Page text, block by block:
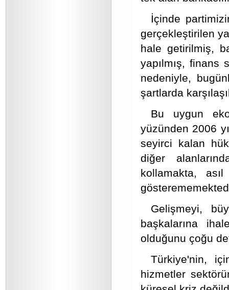
İçinde
gerçekleştirilen
hale getirilmiş,
yapılmış, finans
nedeniyle,
şartlarda
Bu uygun
yüzünden 2006
seyirci kalan
diğer
kollamakta,
Gelişmeyi,
başkalarına
olduğunu çoğu
Türkiye'nin,
hizmetler